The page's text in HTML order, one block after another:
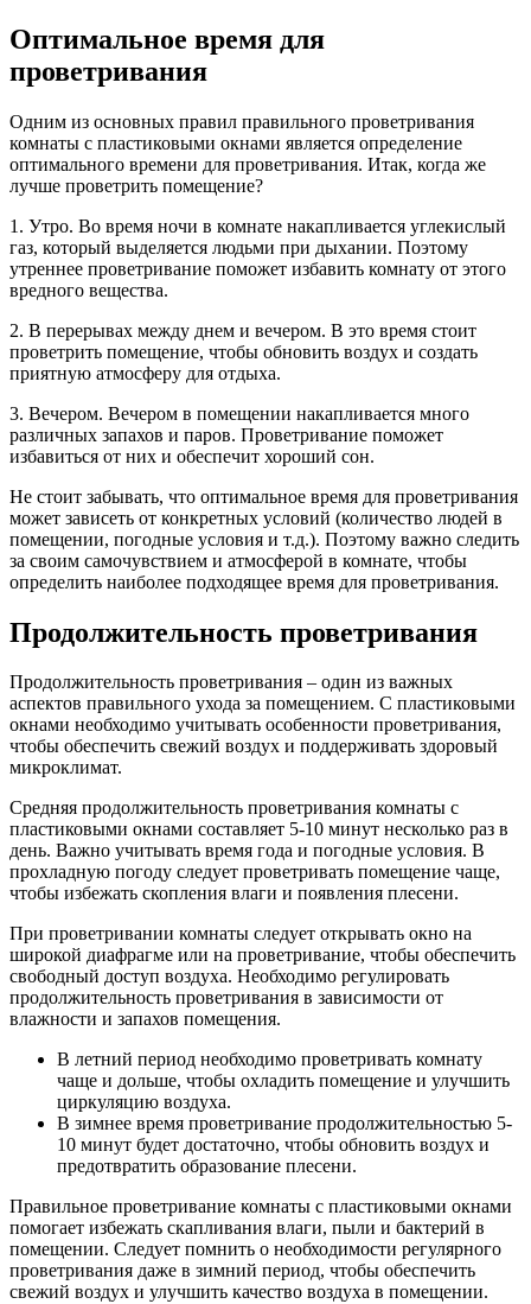
Оптимальное время для
проветривания
Одним из основных правил правильного проветривания
комнаты с пластиковыми окнами является определение
оптимального времени для проветривания. Итак, когда же
лучше проветрить помещение?
1. Утро. Во время ночи в комнате накапливается углекислый
газ, который выделяется людьми при дыхании. Поэтому
утреннее проветривание поможет избавить комнату от этого
вредного вещества.
2. В перерывах между днем и вечером. В это время стоит
проветрить помещение, чтобы обновить воздух и создать
приятную атмосферу для отдыха.
3. Вечером. Вечером в помещении накапливается много
различных запахов и паров. Проветривание поможет
избавиться от них и обеспечит хороший сон.
Не стоит забывать, что оптимальное время для проветривания
может зависеть от конкретных условий (количество людей в
помещении, погодные условия и т.д.). Поэтому важно следить
за своим самочувствием и атмосферой в комнате, чтобы
определить наиболее подходящее время для проветривания.
Продолжительность проветривания
Продолжительность проветривания – один из важных
аспектов правильного ухода за помещением. С пластиковыми
окнами необходимо учитывать особенности проветривания,
чтобы обеспечить свежий воздух и поддерживать здоровый
микроклимат.
Средняя продолжительность проветривания комнаты с
пластиковыми окнами составляет 5-10 минут несколько раз в
день. Важно учитывать время года и погодные условия. В
прохладную погоду следует проветривать помещение чаще,
чтобы избежать скопления влаги и появления плесени.
При проветривании комнаты следует открывать окно на
широкой диафрагме или на проветривание, чтобы обеспечить
свободный доступ воздуха. Необходимо регулировать
продолжительность проветривания в зависимости от
влажности и запахов помещения.
В летний период необходимо проветривать комнату
чаще и дольше, чтобы охладить помещение и улучшить
циркуляцию воздуха.
В зимнее время проветривание продолжительностью 5-
10 минут будет достаточно, чтобы обновить воздух и
предотвратить образование плесени.
Правильное проветривание комнаты с пластиковыми окнами
помогает избежать скапливания влаги, пыли и бактерий в
помещении. Следует помнить о необходимости регулярного
проветривания даже в зимний период, чтобы обеспечить
свежий воздух и улучшить качество воздуха в помещении.